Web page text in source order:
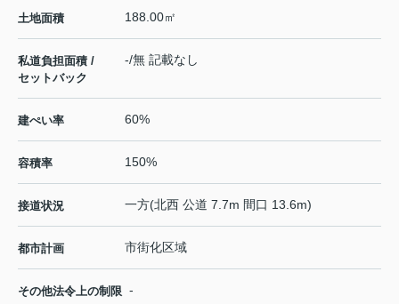
土地面積 188.00㎡
私道負担面積 /
セットバック
-/無 記載なし
建ぺい率 60%
容積率 150%
接道状況 一方(北西 公道 7.7m 間口 13.6m)
都市計画 市街化区域
その他法令上の制限 -